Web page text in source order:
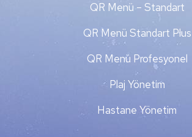
QR Menü – Standart
QR Menü Standart Plus
QR Menü Profesyonel
Plaj Yönetim
Hastane Yönetim